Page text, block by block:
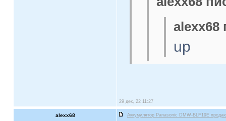
alexx68
up
29 дек, 22 11:27
alexx68 Аккумулятор Panasonic DMW-BLF19E